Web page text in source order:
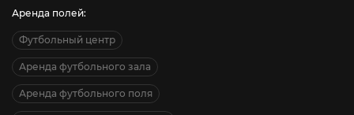
Аренда полей:
Футбольный центр
Аренда футбольного зала
Аренда футбольного поля